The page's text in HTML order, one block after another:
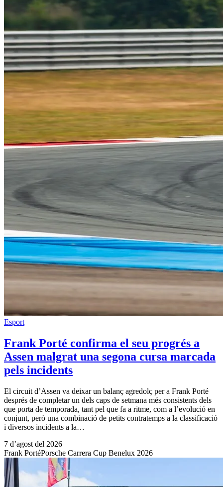
Esport
Frank Porté confirma el seu progrés a
Assen malgrat una segona cursa marcada
pels incidents
El circuit d’Assen va deixar un balanç agredolç per a Frank Porté
després de completar un dels caps de setmana més consistents dels
que porta de temporada, tant pel que fa a ritme, com a l’evolució en
conjunt, però una combinació de petits contratemps a la classificació
i diversos incidents a la…
7 d’agost del 2026
Frank PortéPorsche Carrera Cup Benelux 2026